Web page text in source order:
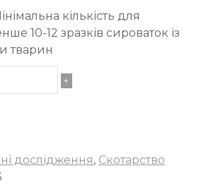
кількість для
10-12 зразків сироваток із
тварин
дослідження, Скотарство